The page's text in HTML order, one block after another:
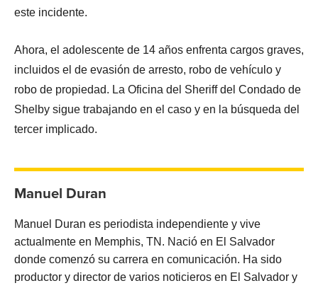
este incidente.
Ahora, el adolescente de 14 años enfrenta cargos graves,
incluidos el de evasión de arresto, robo de vehículo y
robo de propiedad. La Oficina del Sheriff del Condado de
Shelby sigue trabajando en el caso y en la búsqueda del
tercer implicado.
Manuel Duran
Manuel Duran es periodista independiente y vive
actualmente en Memphis, TN. Nació en El Salvador
donde comenzó su carrera en comunicación. Ha sido
productor y director de varios noticieros en El Salvador y